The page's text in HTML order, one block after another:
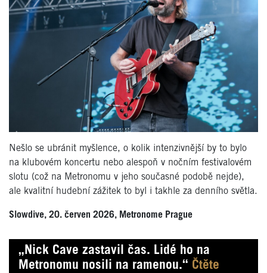
Nešlo se ubránit myšlence, o kolik intenzivnější by to bylo
na klubovém koncertu nebo alespoň v nočním festivalovém
slotu (což na Metronomu v jeho současné podobě nejde),
ale kvalitní hudební zážitek to byl i takhle za denního světla.
Slowdive, 20. červen 2026, Metronome Prague
„Nick Cave zastavil čas. Lidé ho na
Metronomu nosili na ramenou.“ Čtěte